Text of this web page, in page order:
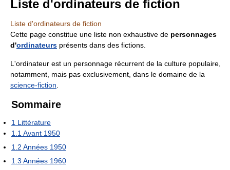
Liste d'ordinateurs de fiction
Liste d'ordinateurs de fiction
Cette page constitue une liste non exhaustive de personnages
d'ordinateurs présents dans des fictions.
L'ordinateur est un personnage récurrent de la culture populaire,
notamment, mais pas exclusivement, dans le domaine de la
science-fiction
Sommaire
1 Littérature
1.1 Avant 1950
1.2 Années 1950
1.3 Années 1960